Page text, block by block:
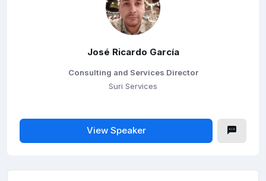
José Ricardo García
Consulting and Services Director
Suri Services
View Speaker